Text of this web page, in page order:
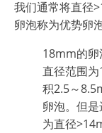
我们通常将直径
卵泡称为优势卵
18mm的卵
直径范围
积2.5～
卵泡。但
为直径